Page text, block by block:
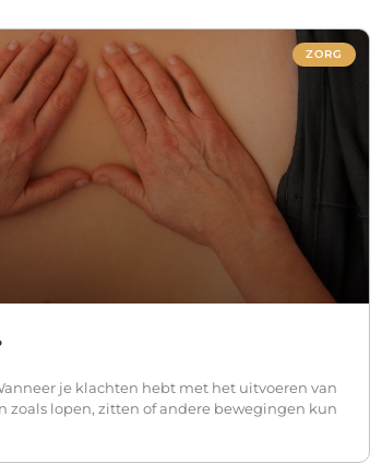
ZORG
je klachten hebt met het uitvoeren van
zoals lopen, zitten of andere bewegingen kun